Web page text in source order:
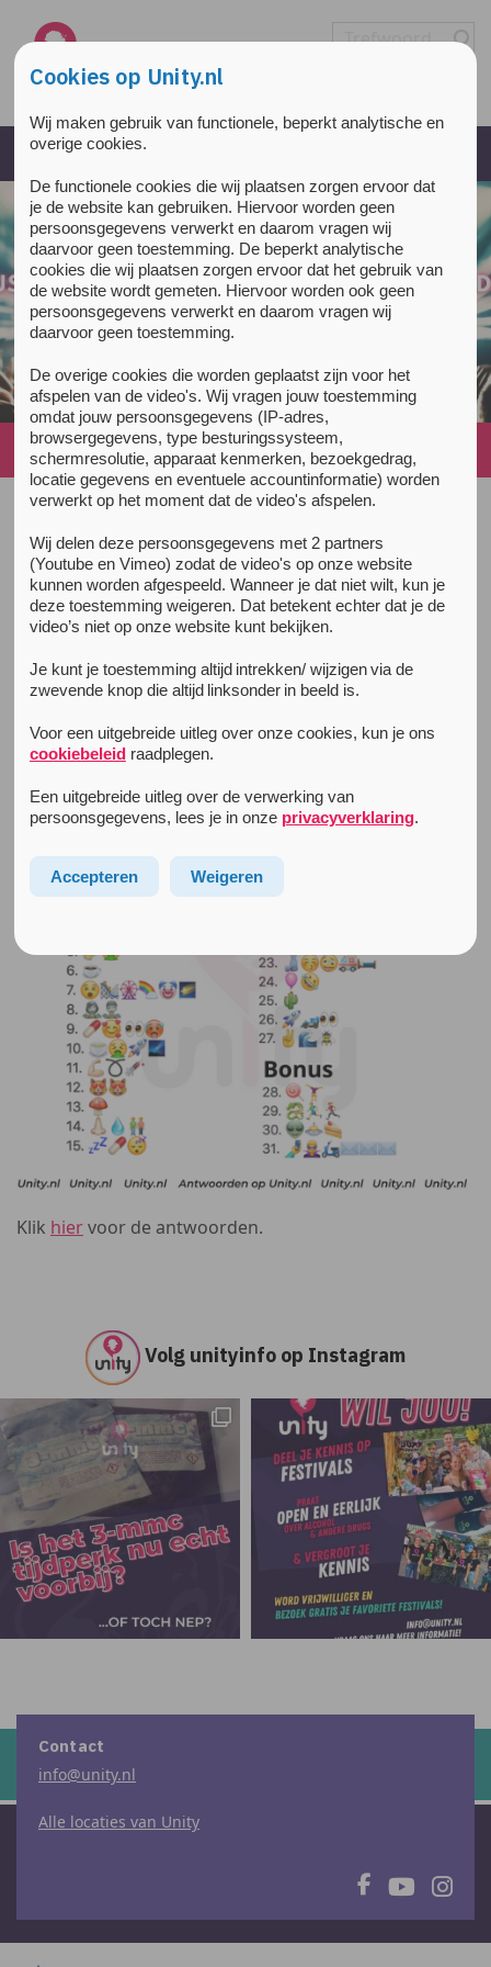
Home »Nieuws» Unity Drugs in Emoji Quiz
Alle nieuwsberichten
18 april 2020
Unity Drugs in Emoji Quiz
Op WhatsApp zien we de leukste Emojiquizzen
langskomen. Wij konden natuurlijk niet achterblijven.
Weet jij ze allemaal?
Klik hiervoor de antwoorden.
Volg unityinfo op Instagram
Contact
info@unity.nl
Alle locaties van Unity
Cookies op Unity.nl
Wij maken gebruik van functionele, beperkt analytische en
overige cookies.
De functionele cookies die wij plaatsen zorgen ervoor dat
je de website kan gebruiken. Hiervoor worden geen
persoonsgegevens verwerkt en daarom vragen wij
daarvoor geen toestemming. De beperkt analytische
cookies die wij plaatsen zorgen ervoor dat het gebruik van
de website wordt gemeten. Hiervoor worden ook geen
persoonsgegevens verwerkt en daarom vragen wij
daarvoor geen toestemming.
De overige cookies die worden geplaatst zijn voor het
afspelen van de video's. Wij vragen jouw toestemming
omdat jouw persoonsgegevens (IP-adres,
browsergegevens, type besturingssysteem,
schermresolutie, apparaat kenmerken, bezoekgedrag,
locatie gegevens en eventuele accountinformatie) worden
verwerkt op het moment dat de video's afspelen.
Wij delen deze persoonsgegevens met 2 partners
(Youtube en Vimeo) zodat de video's op onze website
kunnen worden afgespeeld. Wanneer je dat niet wilt, kun je
deze toestemming weigeren. Dat betekent echter dat je de
video’s niet op onze website kunt bekijken.
Je kunt je toestemming altijd intrekken/ wijzigen via de
zwevende knop die altijd linksonder in beeld is.
Voor een uitgebreide uitleg over onze cookies, kun je ons
cookiebeleidraadplegen.
Een uitgebreide uitleg over de verwerking van
persoonsgegevens, lees je in onze privacyverklaring.
Accepteren Weigeren